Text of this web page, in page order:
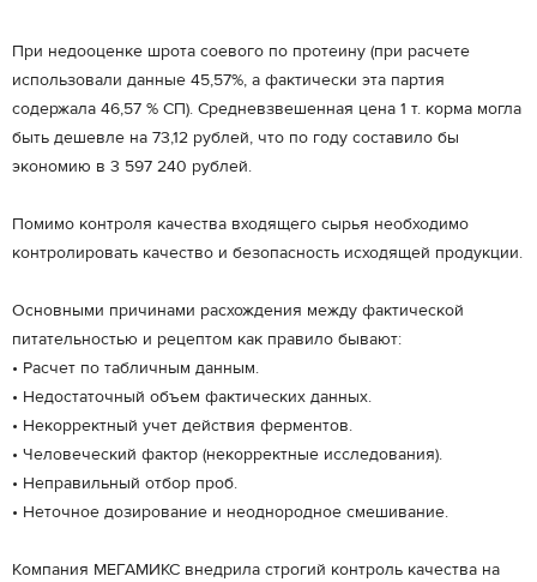
При недооценке шрота соевого по протеину (при расчете
использовали данные 45,57%, а фактически эта партия
содержала 46,57 % СП). Средневзвешенная цена 1 т. корма могла
быть дешевле на 73,12 рублей, что по году составило бы
экономию в 3 597 240 рублей.
Помимо контроля качества входящего сырья необходимо
контролировать качество и безопасность исходящей продукции.
Основными причинами расхождения между фактической
питательностью и рецептом как правило бывают:
• Расчет по табличным данным.
• Недостаточный объем фактических данных.
• Некорректный учет действия ферментов.
• Человеческий фактор (некорректные исследования).
• Неправильный отбор проб.
• Неточное дозирование и неоднородное смешивание.
Компания МЕГАМИКС внедрила строгий контроль качества на